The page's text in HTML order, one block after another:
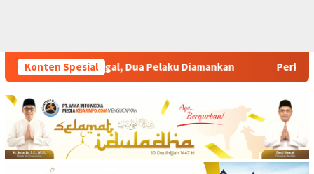
Konten SpesialPerkuat Pelatihan Vokasi Berbasis Industri